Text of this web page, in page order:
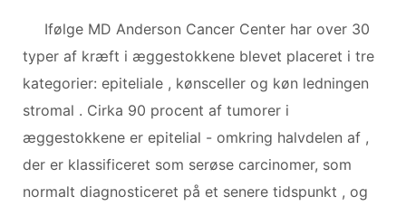
Ifølge MD Anderson Cancer Center har over 30
typer af kræft i æggestokkene blevet placeret i tre
kategorier: epiteliale , kønsceller og køn ledningen
stromal . Cirka 90 procent af tumorer i
æggestokkene er epitelial - omkring halvdelen af ​​,
der er klassificeret som serøse carcinomer, som
normalt diagnosticeret på et senere tidspunkt , og